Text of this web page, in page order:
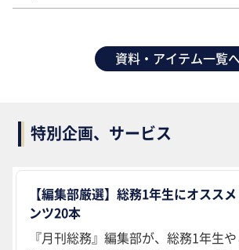
資料・アイテム一覧へ
特別企画、サービス
【編集部厳選】総務1年生にオスス
ンツ20本
『月刊総務』編集部が、総務1年生